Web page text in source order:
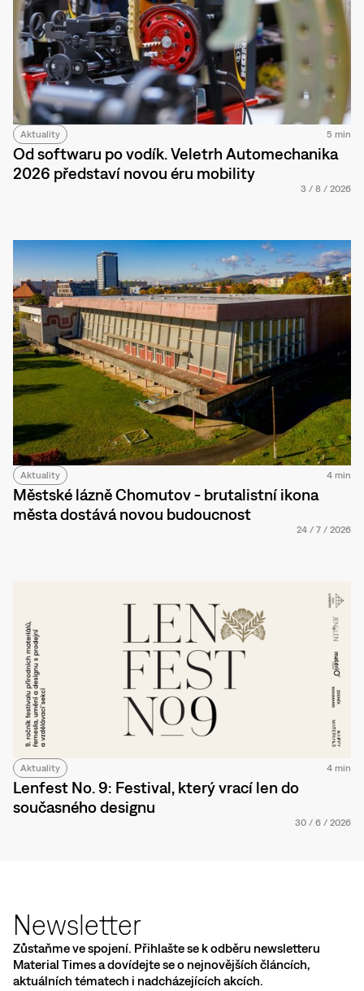
Aktuality 5 min
Od softwaru po vodík. Veletrh Automechanika
2026 představí novou éru mobility
3 / 8 / 2026
Aktuality 4 min
Městské lázně Chomutov - brutalistní ikona
města dostává novou budoucnost
24 / 7 / 2026
Aktuality 4 min
Lenfest No. 9: Festival, který vrací len do
současného designu
30 / 6 / 2026
Newsletter
Zůstaňme ve spojení. Přihlašte se k odběru newsletteru
Material Times a dovídejte se o nejnovějších článcích,
aktuálních tématech i nadcházejících akcích.